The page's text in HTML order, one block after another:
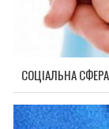
СОЦІАЛЬНА